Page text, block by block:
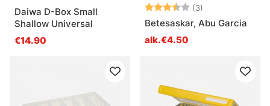
Daiwa D-Box Small
Shallow Universal
€14.90
Arvio: (3)
Betesaskar, Abu Garcia
alk.€4.50